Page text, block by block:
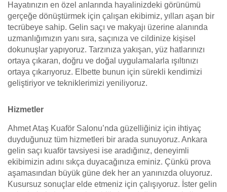
Hayatınızın en özel anlarında hayalinizdeki görünümü
gerçeğe dönüştürmek için çalışan ekibimiz, yılları aşan bir
tecrübeye sahip. Gelin saçı ve makyajı üzerine alanında
uzmanlığımızın yanı sıra, saçınıza ve cildinize kişisel
dokunuşlar yapıyoruz. Tarzınıza yakışan, yüz hatlarınızı
ortaya çıkaran, doğru ve doğal uygulamalarla ışıltınızı
ortaya çıkarıyoruz. Elbette bunun için sürekli kendimizi
geliştiriyor ve tekniklerimizi yeniliyoruz.
Hizmetler
Ahmet Ataş Kuaför Salonu’nda güzelliğiniz için ihtiyaç
duyduğunuz tüm hizmetleri bir arada sunuyoruz. Ankara
gelin saçı kuaför tavsiyesi ise aradığınız, deneyimli
ekibimizin adını sıkça duyacağınıza eminiz. Çünkü prova
aşamasından büyük güne dek her an yanınızda oluyoruz.
Kusursuz sonuçlar elde etmeniz için çalışıyoruz. İster gelin